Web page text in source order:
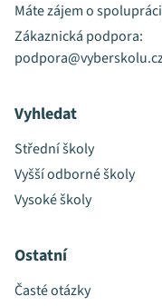
Máte zájem o
Zákaznická podpora:
Vyhledat
Střední školy
Vyšší odborné školy
Vysoké školy
Ostatní
Časté otázky